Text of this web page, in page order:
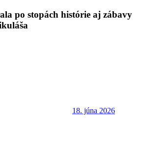
po stopách histórie aj zábavy
18. júna 2026